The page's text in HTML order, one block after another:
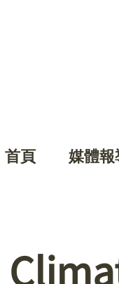
首頁 媒體報